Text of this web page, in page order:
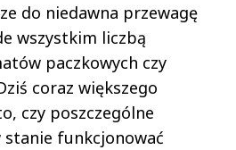
do niedawna przewagę
wszystkim liczbą
paczkowych czy
coraz większego
czy poszczególne
stanie funkcjonować